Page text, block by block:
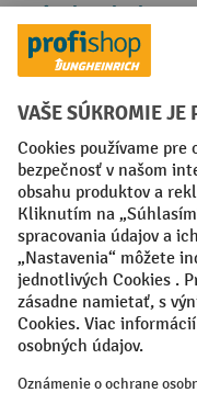
Spôsoby platby
Creditcard (Master)
Faktúra
Sociálne siete
Facebook
YouTube
LinkedIn
Nastavenia ochrany
All prices excl. VAT plus